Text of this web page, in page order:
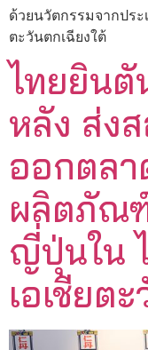
ด้วยนวัตกรรมจากปร
ตะวันตกเฉียงใต้
ไทยยินตั
หลัง ส่ง
ออกตลา
ผลิตภัณ
ญี่ปุ่นใน
เอเชียต